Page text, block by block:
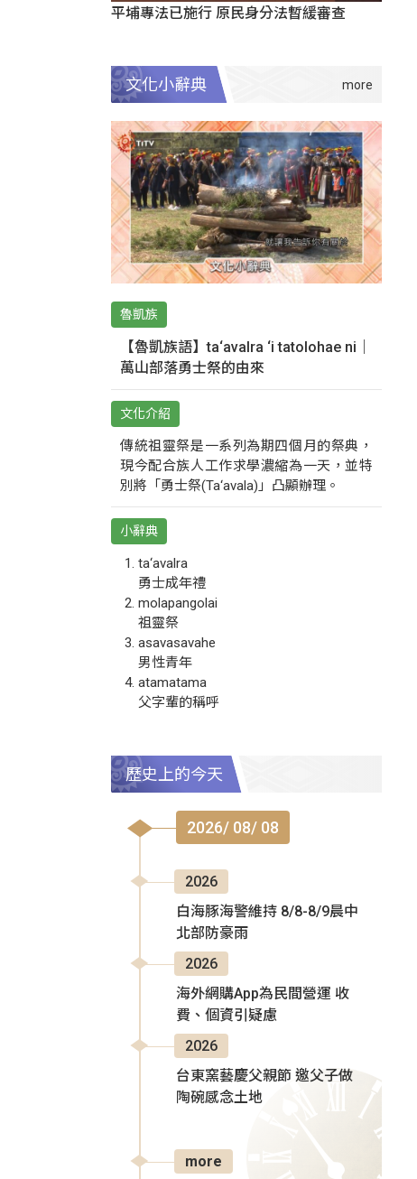
平埔專法已施行 原民身分法暫緩審查
文化小辭典
魯凱族
【魯凱族語】ta‘avalra ‘i tatolohae ni｜
萬山部落勇士祭的由來
文化介紹
傳統祖靈祭是一系列為期四個月的祭典，
現今配合族人工作求學濃縮為一天，並特
別將「勇士祭(Ta‘avala)」凸顯辦理。
小辭典
ta‘avalra
勇士成年禮
molapangolai
祖靈祭
asavasavahe
男性青年
atamatama
父字輩的稱呼
歷史上的今天
2026/ 08/ 08
2026
白海豚海警維持 8/8-8/9晨中
北部防豪雨
2026
海外網購App為民間營運 收
費、個資引疑慮
2026
台東窯藝慶父親節 邀父子做
陶碗感念土地
more